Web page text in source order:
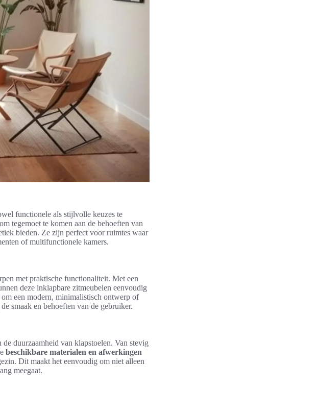
functionele als stijlvolle keuzes te
tegemoet te komen aan de behoeften van
bieden. Ze zijn perfect voor ruimtes waar
of multifunctionele kamers.
met praktische functionaliteit. Met een
deze inklapbare zitmeubelen eenvoudig
een modern, minimalistisch ontwerp of
smaak en behoeften van de gebruiker.
duurzaamheid van klapstoelen. Van stevig
beschikbare materialen en afwerkingen
Dit maakt het eenvoudig om niet alleen
meegaat.